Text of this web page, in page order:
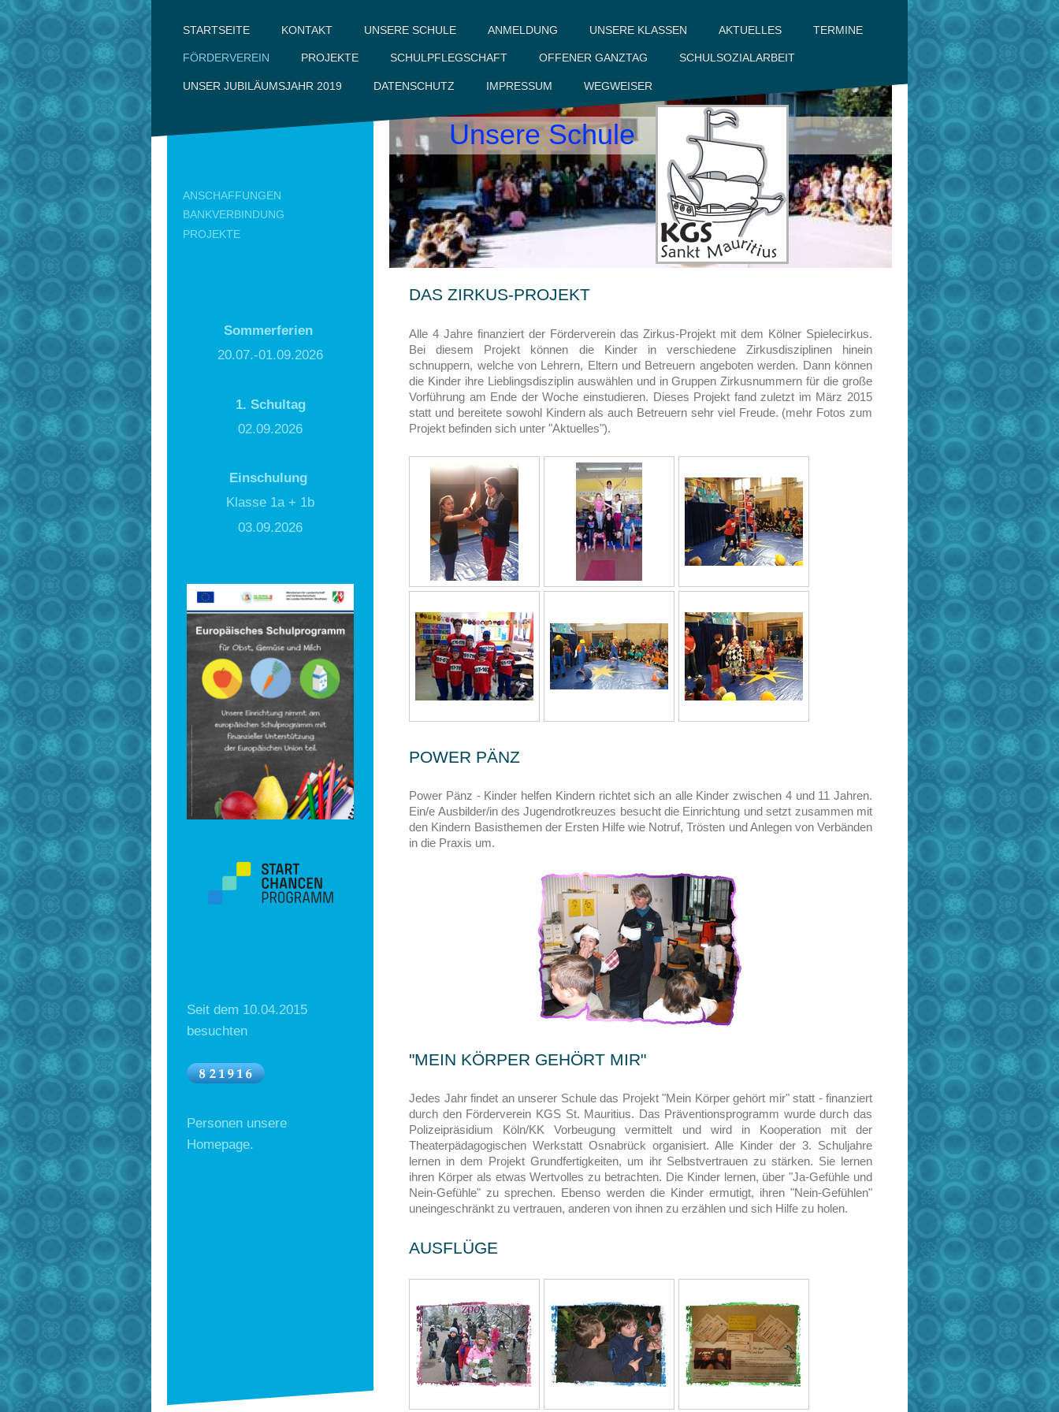
STARTSEITE KONTAKT UNSERE SCHULE ANMELDUNG UNSERE KLASSEN AKTUELLES TERMINE
FÖRDERVEREIN PROJEKTE SCHULPFLEGSCHAFT OFFENER GANZTAG SCHULSOZIALARBEIT
UNSER JUBILÄUMSJAHR 2019 DATENSCHUTZ IMPRESSUM WEGWEISER
Unsere Schule
DAS ZIRKUS-PROJEKT
Alle 4 Jahre finanziert der Förderverein das Zirkus-Projekt mit dem Kölner Spielecirkus.
Bei diesem Projekt können die Kinder in verschiedene Zirkusdisziplinen hinein
schnuppern, welche von Lehrern, Eltern und Betreuern angeboten werden. Dann können
die Kinder ihre Lieblingsdisziplin auswählen und in Gruppen Zirkusnummern für die große
Vorführung am Ende der Woche einstudieren. Dieses Projekt fand zuletzt im März 2015
statt und bereitete sowohl Kindern als auch Betreuern sehr viel Freude. (mehr Fotos zum
Projekt befinden sich unter "Aktuelles").
POWER PÄNZ
Power Pänz - Kinder helfen Kindern richtet sich an alle Kinder zwischen 4 und 11 Jahren.
Ein/e Ausbilder/in des Jugendrotkreuzes besucht die Einrichtung und setzt zusammen mit
den Kindern Basisthemen der Ersten Hilfe wie Notruf, Trösten und Anlegen von Verbänden
in die Praxis um.
"MEIN KÖRPER GEHÖRT MIR"
Jedes Jahr findet an unserer Schule das Projekt "Mein Körper gehört mir" statt - finanziert
durch den Förderverein KGS St. Mauritius. Das Präventionsprogramm wurde durch das
Polizeipräsidium Köln/KK Vorbeugung vermittelt und wird in Kooperation mit der
Theaterpädagogischen Werkstatt Osnabrück organisiert. Alle Kinder der 3. Schuljahre
lernen in dem Projekt Grundfertigkeiten, um ihr Selbstvertrauen zu stärken. Sie lernen
ihren Körper als etwas Wertvolles zu betrachten. Die Kinder lernen, über "Ja-Gefühle und
Nein-Gefühle" zu sprechen. Ebenso werden die Kinder ermutigt, ihren "Nein-Gefühlen"
uneingeschränkt zu vertrauen, anderen von ihnen zu erzählen und sich Hilfe zu holen.
AUSFLÜGE
ANSCHAFFUNGEN
BANKVERBINDUNG
PROJEKTE
Sommerferien
20.07.-01.09.2026
1. Schultag
02.09.2026
Einschulung
Klasse 1a + 1b
03.09.2026
Seit dem 10.04.2015
besuchten
Personen unsere
Homepage.